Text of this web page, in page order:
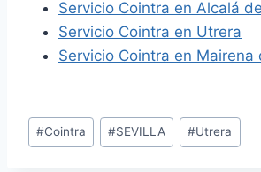
Servicio Cointra en Alcalá
Servicio Cointra en Utrera
Servicio Cointra en Mairena
Etiquetas
de
#Cointra #SEVILLA #Utrera